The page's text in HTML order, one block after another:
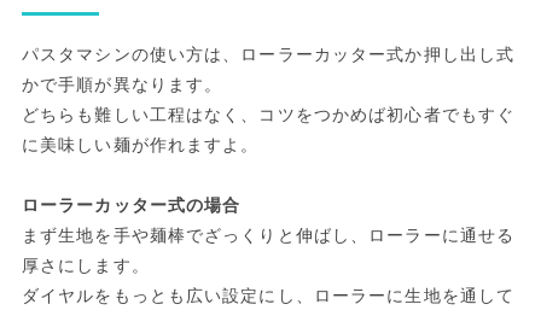
パスタマシンの使い方は、ローラーカッター式か押し出し式
かで手順が異なります。
どちらも難しい工程はなく、コツをつかめば初心者でもすぐ
に美味しい麺が作れますよ。
ローラーカッター式の場合
まず生地を手や麺棒でざっくりと伸ばし、ローラーに通せる
厚さにします。
ダイヤルをもっとも広い設定にし、ローラーに生地を通して